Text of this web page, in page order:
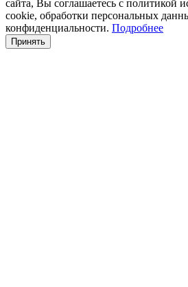
сайта, Вы соглашаетесь с политикой
cookie, обработки персональных
конфиденциальности. Подробнее
Принять